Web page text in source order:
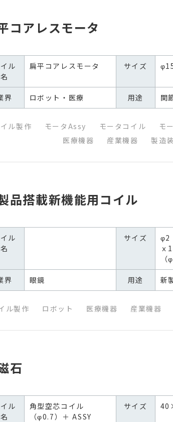
コアレスモータ
ル
名
扁平コアレスモータ サイズ
界 ロボット・医療 用途 関
ル製作 モータAssy モータコイル モ
医療機器
産業機器 製造
品搭載新機能用コイル
ル
名
サイズ
φ2
ｘ
界 眼鏡 用途 新
ル製作 ロボット 医療機器 産業機器
石
ル
名
角型空芯コイル
（φ0.7）＋ ASSY
サイズ